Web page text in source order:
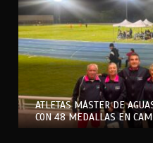
ATLETAS MÁSTER DE
CON 48 MEDALLAS EN